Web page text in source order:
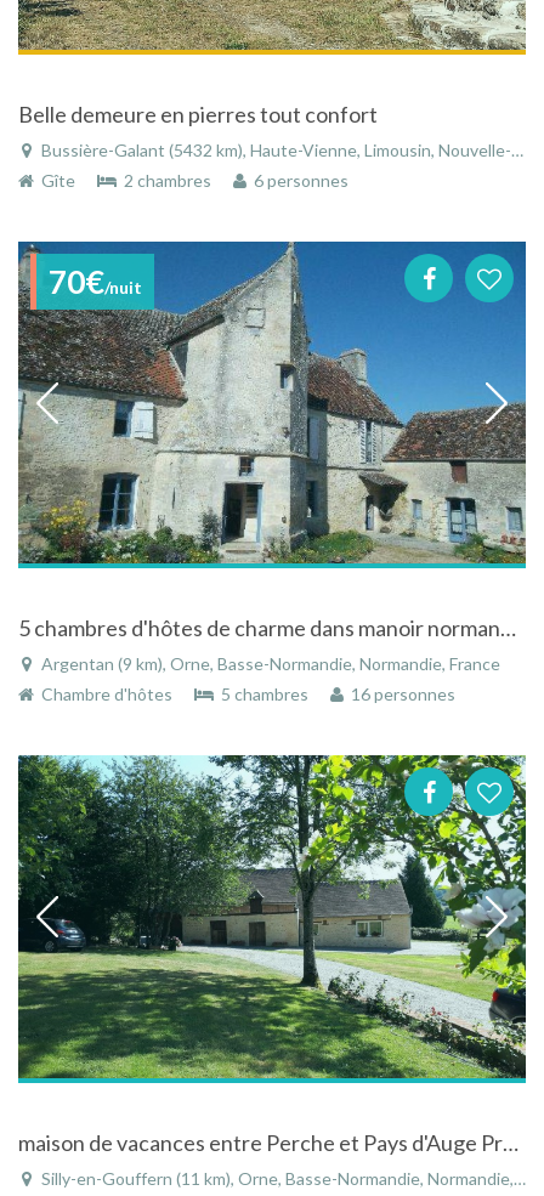
Belle demeure en pierres tout confort
Bussière-Galant (5432 km), Haute-Vienne, Limousin, Nouvelle-Aquitaine, France
Gîte
2 chambres 6 personnes
70€/nuit
5 chambres d'hôtes de charme dans manoir normand à 2 mn d'Argentan
Argentan (9 km), Orne, Basse-Normandie, Normandie, France
Chambre d'hôtes
5 chambres 16 personnes
maison de vacances entre Perche et Pays d'Auge Prés haras national du pin
Silly-en-Gouffern (11 km), Orne, Basse-Normandie, Normandie, France